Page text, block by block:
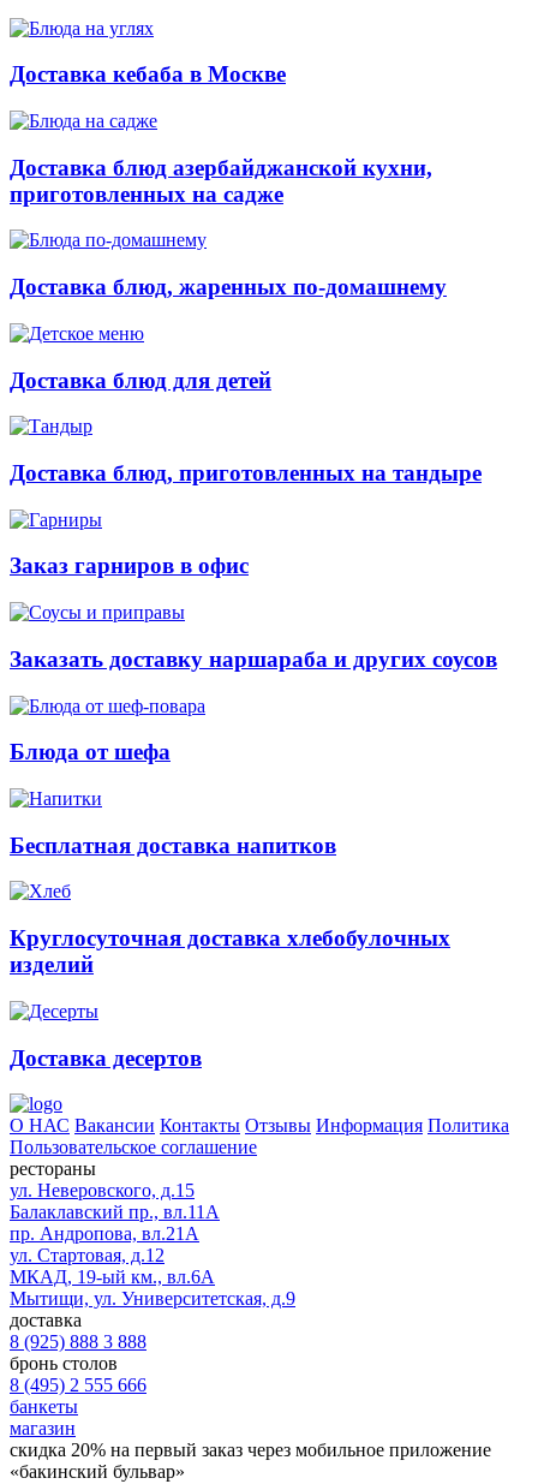
Доставка кебаба в Москве
Доставка блюд азербайджанской кухни,
приготовленных на садже
Доставка блюд, жаренных по-домашнему
Доставка блюд для детей
Доставка блюд, приготовленных на тандыре
Заказ гарниров в офис
Заказать доставку наршараба и других соусов
Блюда от шефа
Бесплатная доставка напитков
Круглосуточная доставка хлебобулочных
изделий
Доставка десертов
О НАС Вакансии Контакты Отзывы Информация Политика
Пользовательское соглашение
рестораны
ул. Неверовского, д.15
Балаклавский пр., вл.11А
пр. Андропова, вл.21А
ул. Стартовая, д.12
МКАД, 19-ый км., вл.6А
Мытищи, ул. Университетская, д.9
доставка
8 (925) 888 3 888
бронь столов
8 (495) 2 555 666
банкеты
магазин
скидка 20% на первый заказ через мобильное приложение
«бакинский бульвар»